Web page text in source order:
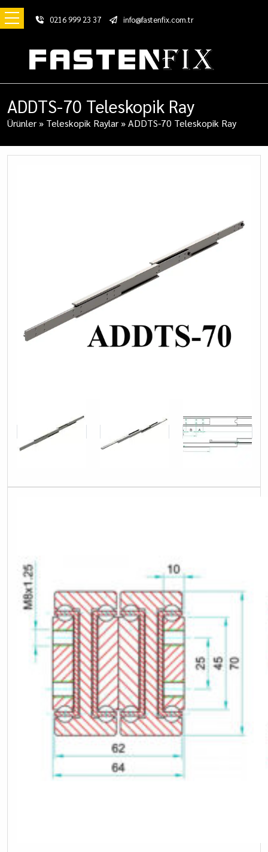
0216 999 23 37 info@fastenfix.com.tr
ADDTS-70 Teleskopik Ray
Ürünler» Teleskopik Raylar»ADDTS-70 Teleskopik Ray